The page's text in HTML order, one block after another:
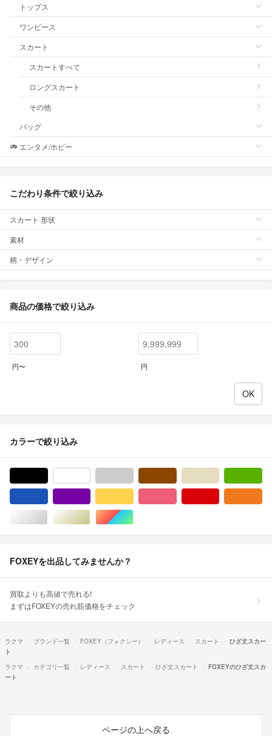
トップス
ワンピース
スカート
スカートすべて
ロングスカート
その他
バッグ
エンタメ/ホビー
こだわり条件で絞り込み
スカート 形状
素材
柄・デザイン
商品の価格で絞り込み
円〜 円
カラーで絞り込み
シルバー/銀色系ゴールド/金色系マルチカラー
FOXEYを出品してみませんか？
買取よりも高値で売れる!
まずはFOXEYの売れ筋価格をチェック
ラクマ ブランド一覧 FOXEY（フォクシー） レディース スカート
ひざ丈スカー
ト
ラクマ
カテゴリ一覧 レディース スカート ひざ丈スカート
FOXEYのひざ丈スカ
ート
ページの上へ戻る